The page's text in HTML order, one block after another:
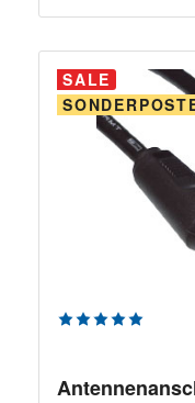
SALE
Durchschnittliche